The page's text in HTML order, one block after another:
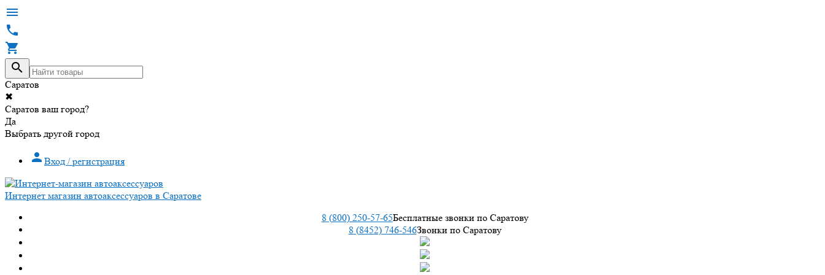




Саратов
✖
Саратов ваш город?
Да
Выбрать другой город
 Вход / регистрация
Интернет магазин автоаксессуаров в Саратове
8 (800) 250-57-65Бесплатные звонки по Саратову
8 (8452) 746-546Звонки по Саратову